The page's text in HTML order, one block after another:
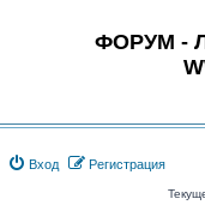
ФОРУМ -
Вход Регистрация